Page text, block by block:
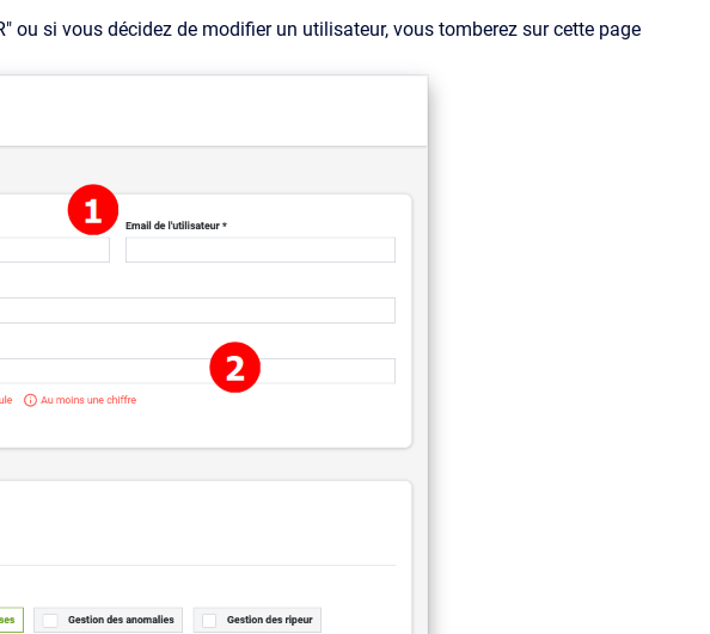
ou si vous décidez de modifier un utilisateur, vous tomberez sur cette page